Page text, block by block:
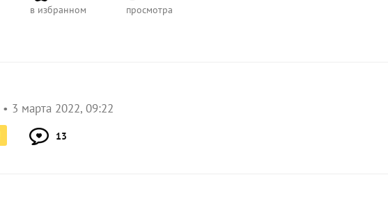
в избранном
просмотра
3 марта 2022, 09:22
13